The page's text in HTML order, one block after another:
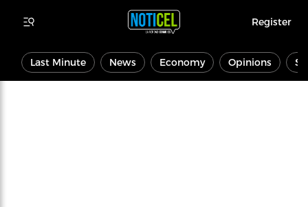
Register
Last Minute News Economy Opinions